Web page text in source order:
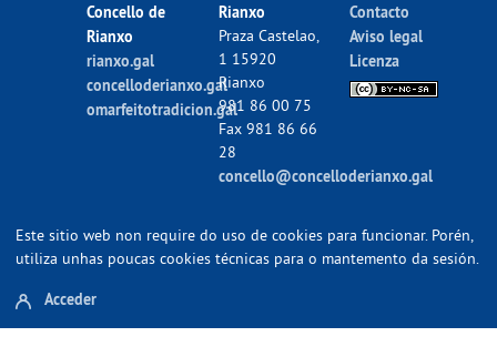
Concello de
Rianxo
rianxo.gal
concelloderianxo.gal
omarfeitotradicion.gal
Rianxo
Praza Castelao,
1 15920
Rianxo
981 86 00 75
Fax 981 86 66
28
concello@concelloderianxo.gal
Contacto
Aviso legal
Licenza
Este sitio web non require do uso de cookies para funcionar. Porén,
utiliza unhas poucas cookies técnicas para o mantemento da sesión.
Acceder